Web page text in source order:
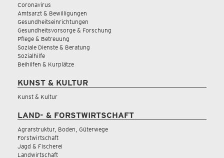
Coronavirus
Amtsarzt & Bewilligungen
Gesundheitseinrichtungen
Gesundheitsvorsorge & Forschung
Pflege & Betreuung
Soziale Dienste & Beratung
Sozialhilfe
Beihilfen & Kurplätze
KUNST & KULTUR
Kunst & Kultur
LAND- & FORSTWIRTSCHAFT
Agrarstruktur, Boden, Güterwege
Forstwirtschaft
Jagd & Fischerei
Landwirtschaft